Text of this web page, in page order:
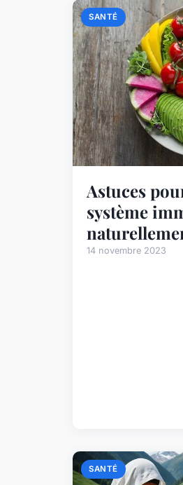
SANTÉ
Astuces
système
14 novembre 2023
SANTÉ